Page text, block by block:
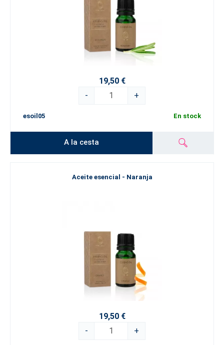
19,50 €
-
+
esoil05 En stock
A la cesta
Aceite esencial - Naranja
19,50 €
-
+